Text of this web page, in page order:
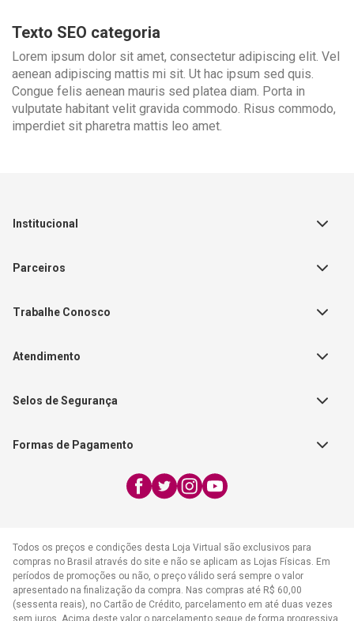
Texto SEO categoria
Lorem ipsum dolor sit amet, consectetur adipiscing elit. Vel
aenean adipiscing mattis mi sit. Ut hac ipsum sed quis.
Congue felis aenean mauris sed platea diam. Porta in
vulputate habitant velit gravida commodo. Risus commodo,
imperdiet sit pharetra mattis leo amet.
Institucional
Sobre a Empresa
Política de Vendas
Catálogos de Produtos
Parceiros
Teste Maeztra
Editorial Patmos
FAECAD
Trabalhe Conosco
Fale Conosco
Nossas Lojas
Atendimento
17:30h
WhatsApp:
atendimento@cpad.com.br
Selos de Segurança
Formas de Pagamento
Todos os preços e condições desta Loja Virtual são exclusivos para
compras no Brasil através do site e não se aplicam as Lojas Físicas. Em
períodos de promoções ou não, o preço válido será sempre o valor
apresentado na finalização da compra. Nas compras até R$ 60,00
(sessenta reais), no Cartão de Crédito, parcelamento em até duas vezes